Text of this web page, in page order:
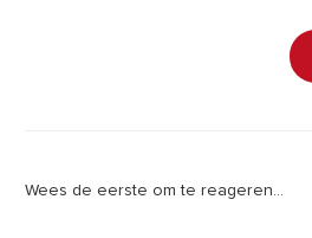
Wees de eerste om te reageren...